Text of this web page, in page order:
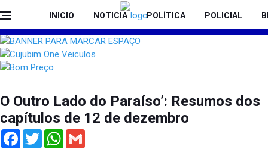
INICIO NOTICIA POLÍTICA POLICIAL
O Outro Lado do Paraíso’: Resumos dos
capítulos de 12 de dezembro
Facebook
TwitterWhatsApp